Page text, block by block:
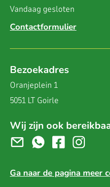
Vandaag gesloten
Contactformulier
Bezoekadres
Oranjeplein 1
5051 LT Goirle
Wij zijn ook
Ga naar de pagina meer